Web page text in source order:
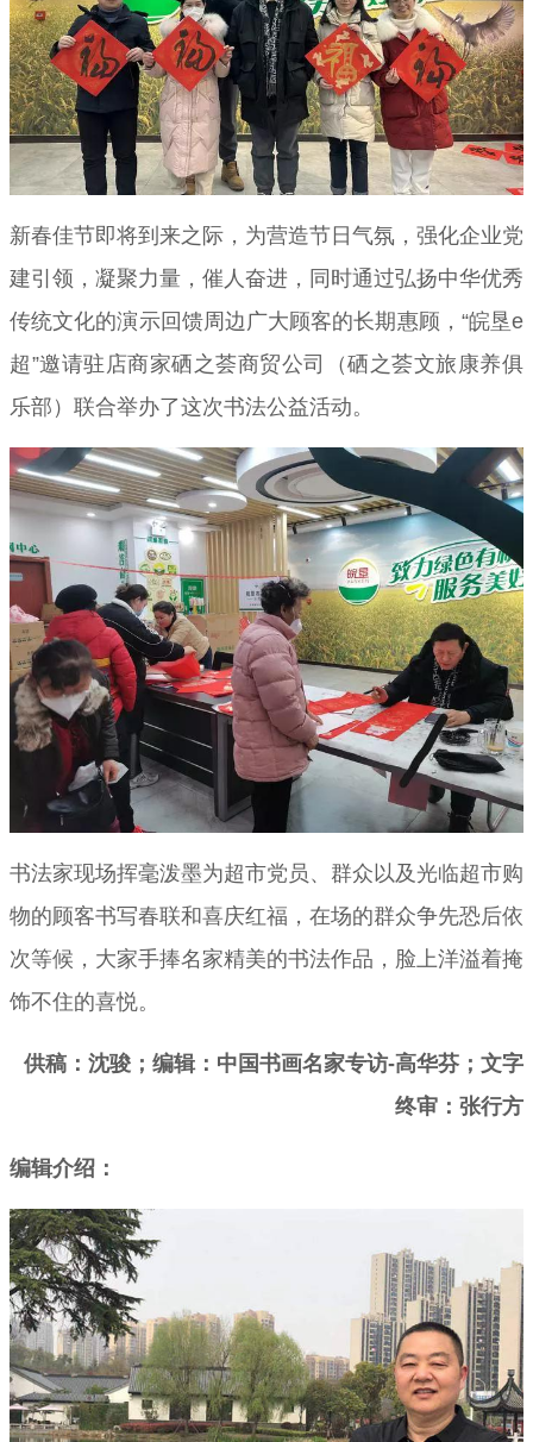
新春佳节即将到来之际，为营造节日气氛，强化企业党
建引领，凝聚力量，催人奋进，同时通过弘扬中华优秀
传统文化的演示回馈周边广大顾客的长期惠顾，“皖垦e
超”邀请驻店商家硒之荟商贸公司（硒之荟文旅康养俱
乐部）联合举办了这次书法公益活动。
书法家现场挥毫泼墨为超市党员、群众以及光临超市购
物的顾客书写春联和喜庆红福，在场的群众争先恐后依
次等候，大家手捧名家精美的书法作品，脸上洋溢着掩
饰不住的喜悦。
供稿：沈骏；编辑：中国书画名家专访-高华芬；文字
终审：张行方
编辑介绍：